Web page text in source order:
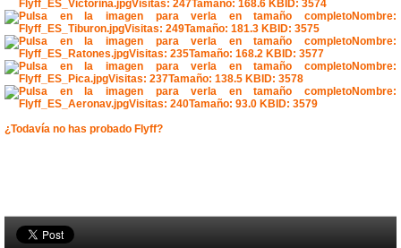
¿Todavía no has probado Flyff?